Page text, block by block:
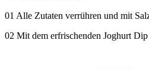
01 Alle Zutaten verrühren und mit
02 Mit dem erfrischenden Joghurt Dip